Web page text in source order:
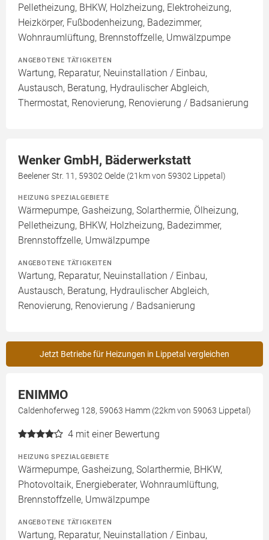
Pelletheizung, BHKW, Holzheizung, Elektroheizung,
Heizkörper, Fußbodenheizung, Badezimmer,
Wohnraumlüftung, Brennstoffzelle, Umwälzpumpe
ANGEBOTENE TÄTIGKEITEN
Wartung, Reparatur, Neuinstallation / Einbau,
Austausch, Beratung, Hydraulischer Abgleich,
Thermostat, Renovierung, Renovierung / Badsanierung
Wenker GmbH, Bäderwerkstatt
Beelener Str. 11, 59302 Oelde (21km von 59302 Lippetal)
HEIZUNG SPEZIALGEBIETE
Wärmepumpe, Gasheizung, Solarthermie, Ölheizung,
Pelletheizung, BHKW, Holzheizung, Badezimmer,
Brennstoffzelle, Umwälzpumpe
ANGEBOTENE TÄTIGKEITEN
Wartung, Reparatur, Neuinstallation / Einbau,
Austausch, Beratung, Hydraulischer Abgleich,
Renovierung, Renovierung / Badsanierung
Jetzt Betriebe für Heizungen in Lippetal vergleichen
ENIMMO
Caldenhoferweg 128, 59063 Hamm (22km von 59063 Lippetal)
4 mit einer Bewertung
HEIZUNG SPEZIALGEBIETE
Wärmepumpe, Gasheizung, Solarthermie, BHKW,
Photovoltaik, Energieberater, Wohnraumlüftung,
Brennstoffzelle, Umwälzpumpe
ANGEBOTENE TÄTIGKEITEN
Wartung, Reparatur, Neuinstallation / Einbau,